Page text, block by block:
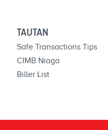
TAUTAN
Safe Transactions Tips
CIMB Niaga
Biller List